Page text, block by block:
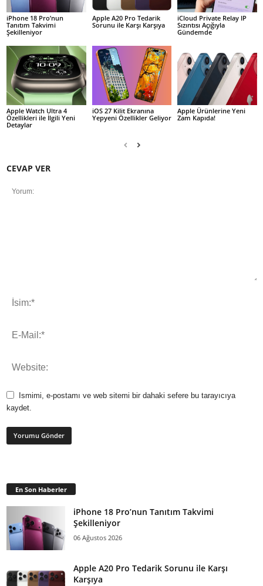
iPhone 18 Pro’nun
Tanıtım Takvimi
Şekilleniyor
Apple A20 Pro Tedarik
Sorunu ile Karşı Karşıya
iCloud Private Relay IP
Sızıntısı Açığıyla
Gündemde
Apple Watch Ultra 4
Özellikleri ile İlgili Yeni
Detaylar
iOS 27 Kilit Ekranına
Yepyeni Özellikler Geliyor
Apple Ürünlerine Yeni
Zam Kapıda!
CEVAP VER
Ismimi, e-postamı ve web sitemi bir dahaki sefere bu tarayıcıya
kaydet.
En Son Haberler
iPhone 18 Pro’nun Tanıtım Takvimi
Şekilleniyor
06 Ağustos 2026
Apple A20 Pro Tedarik Sorunu ile Karşı
Karşıya